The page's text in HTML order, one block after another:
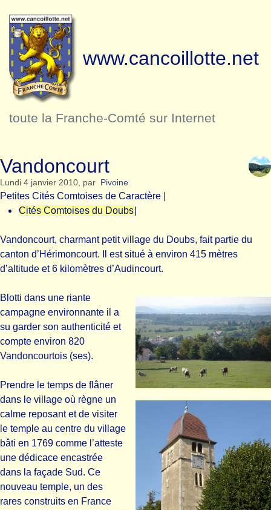
www.cancoillotte.net
toute la Franche-Comté sur Internet
Vandoncourt
Lundi 4 janvier 2010, par Pivoine
Petites Cités Comtoises de Caractère
Cités Comtoises du Doubs
Vandoncourt, charmant petit village du Doubs, fait partie du
canton d’Hérimoncourt. Il est situé à environ 415 mètres
d’altitude et 6 kilomètres d’Audincourt.
Blotti dans une riante
campagne environnante il a
su garder son authenticité et
compte environ 820
Vandoncourtois (ses).
Prendre le temps de flâner
dans le village où règne un
calme reposant et de visiter
le temple au centre du village
bâti en 1769 comme l’atteste
une dédicace encastrée
dans la façade Sud. Ce
nouveau temple, un des
rares construits en France